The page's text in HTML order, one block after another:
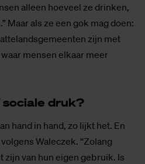
alleen hoeveel ze drinken,
Maar als ze een gok mag doen:
zijn met
mensen elkaar meer
druk?
hand in hand, zo lijkt het. En
Waleczek. “Zolang
zijn van hun eigen gebruik. Is